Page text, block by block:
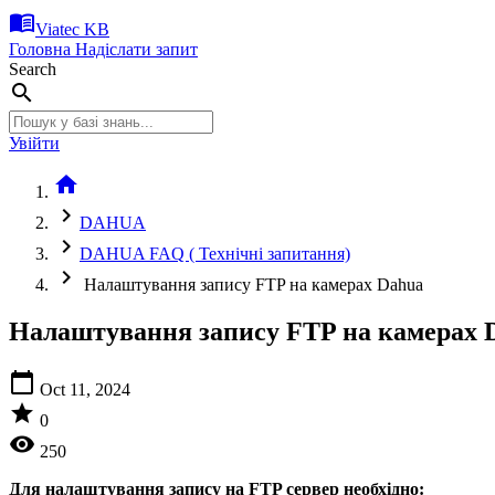
menu_bookViatec KB
Головна Надіслати запит
Search
search
Увійти
home
chevron_right DAHUA
chevron_right DAHUA FAQ ( Технічні запитання)
chevron_right Налаштування запису FTP на камерах Dahua
Налаштування запису FTP на камерах
calendar_today Oct 11, 2024
star 0
visibility 250
Для налаштування запису на FTP сервер необхідно: